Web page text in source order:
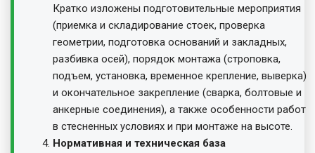
Кратко изложены подготовительные мероприятия
(приемка и складирование стоек, проверка
геометрии, подготовка оснований и закладных,
разбивка осей), порядок монтажа (строповка,
подъем, установка, временное крепление, выверка)
и окончательное закрепление (сварка, болтовые и
анкерные соединения), а также особенности работ
в стесненных условиях и при монтаже на высоте.
Нормативная и техническая база